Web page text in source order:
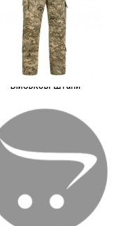
Військові штани